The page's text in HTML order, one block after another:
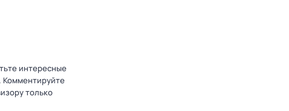
интересные
Комментируйте
только